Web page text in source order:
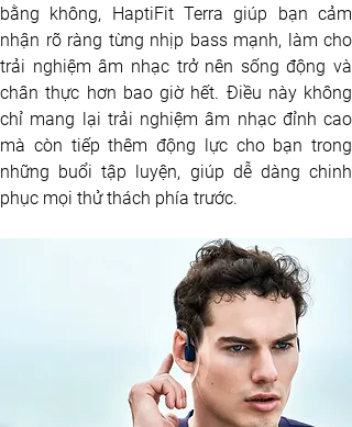
bằng không, HaptiFit Terra giúp bạn cảm
nhận rõ ràng từng nhịp bass mạnh, làm cho
trải nghiệm âm nhạc trở nên sống động và
chân thực hơn bao giờ hết. Điều này không
chỉ mang lại trải nghiệm âm nhạc đỉnh cao
mà còn tiếp thêm động lực cho bạn trong
những buổi tập luyện, giúp dễ dàng chinh
phục mọi thử thách phía trước.